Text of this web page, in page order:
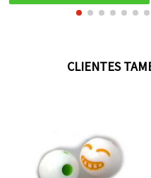
CLIENTES